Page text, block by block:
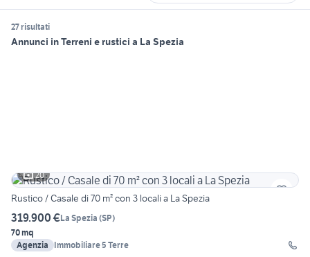
27 risultati
Annunci in Terreni e rustici a La Spezia
20
Rustico / Casale di 70 m² con 3 locali a La Spezia
319.900 €La Spezia (SP)
70 mq
Agenzia
Immobiliare 5 Terre